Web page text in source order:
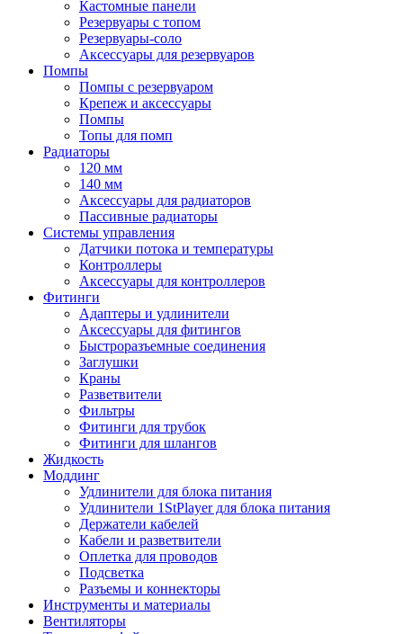
Кастомные панели
Резервуары с топом
Резервуары-соло
Аксессуары для резервуаров
Помпы
Помпы с резервуаром
Крепеж и аксессуары
Помпы
Топы для помп
Радиаторы
120 мм
140 мм
Аксессуары для радиаторов
Пассивные радиаторы
Системы управления
Датчики потока и температуры
Контроллеры
Аксессуары для контроллеров
Фитинги
Адаптеры и удлинители
Аксессуары для фитингов
Быстроразъемные соединения
Заглушки
Краны
Разветвители
Фильтры
Фитинги для трубок
Фитинги для шлангов
Жидкость
Моддинг
Удлинители для блока питания
Удлинители 1StPlayer для блока питания
Держатели кабелей
Кабели и разветвители
Оплетка для проводов
Подсветка
Разъемы и коннекторы
Инструменты и материалы
Вентиляторы